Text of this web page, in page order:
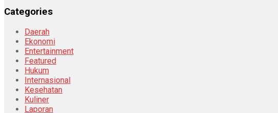
Categories
Daerah
Ekonomi
Entertainment
Featured
Hukum
Internasional
Kesehatan
Kuliner
Laporan